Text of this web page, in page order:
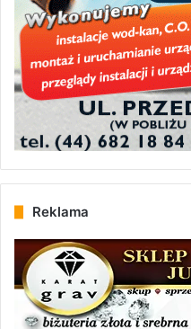
Reklama